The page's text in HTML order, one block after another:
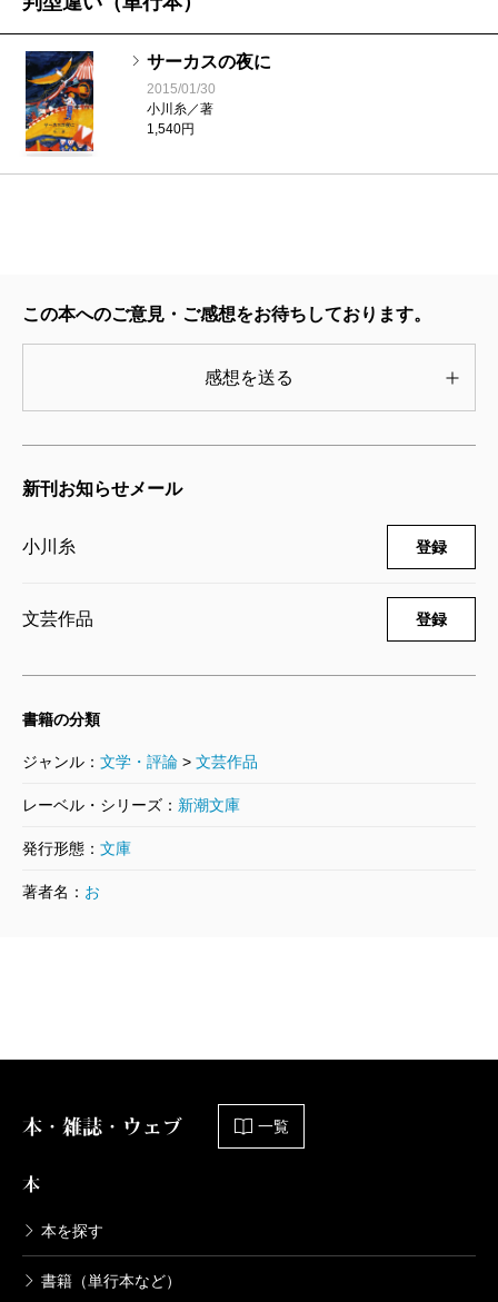
サーカスの夜に
2015/01/30
小川糸／著
1,540円
この本へのご意見・ご感想をお待ちしております。
感想を送る
新刊お知らせメール
小川糸 登録
文芸作品 登録
書籍の分類
ジャンル： 文学・評論 > 文芸作品
レーベル・シリーズ： 新潮文庫
発行形態： 文庫
著者名： お
本・雑誌・ウェブ 一覧
本
本を探す
書籍（単行本など）